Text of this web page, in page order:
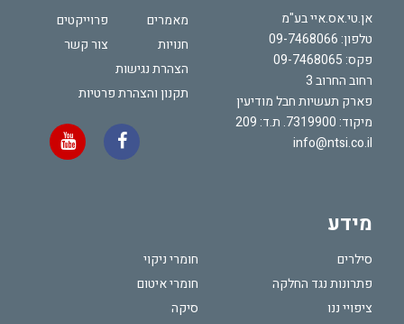
אן.טי.אס.איי בע"מ
טלפון: 09-7468066
פקס: 09-7468065
רחוב החרוב 3
פארק תעשיות חבל מודיעין
מיקוד: 7319900. ת.ד: 209
info@ntsi.co.il
מידע
סילרים
חומרי ניקוי
פתרונות נגד החלקה
חומרי איטום
ציפויי ננו
סיקה
מאמרים
פרוייקטים
חנויות
צור קשר
הצהרת נגישות
תקנון והצהרת פרטיות